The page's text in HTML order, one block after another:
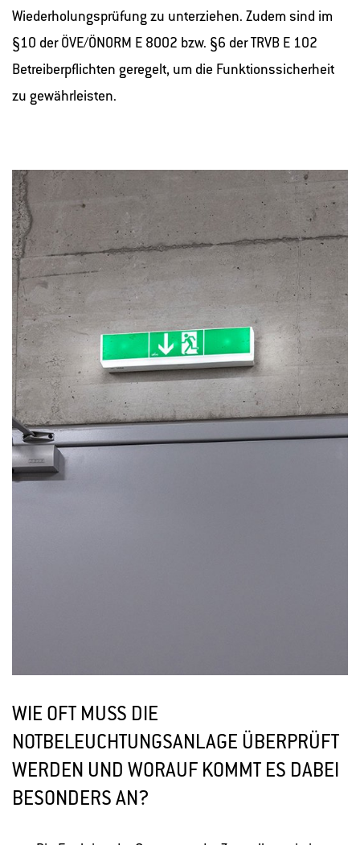
Wiederholungsprüfung zu unterziehen. Zudem sind im
§10 der ÖVE/ÖNORM E 8002 bzw. §6 der TRVB E 102
Betreiberpflichten geregelt, um die Funktionssicherheit
zu gewährleisten.
WIE OFT MUSS DIE
NOTBELEUCHTUNGSANLAGE ÜBERPRÜFT
WERDEN UND WORAUF KOMMT ES DABEI
BESONDERS AN?